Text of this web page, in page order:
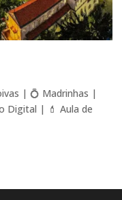
| 💍 Madrinhas |
Digital | 💄 Aula de